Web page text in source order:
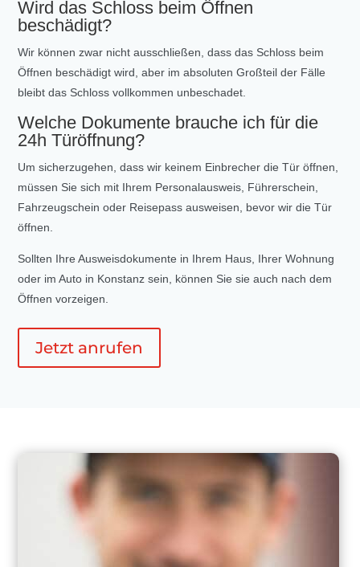
Wird das Schloss beim Öffnen
beschädigt?
Wir können zwar nicht ausschließen, dass das Schloss beim
Öffnen beschädigt wird, aber im absoluten Großteil der Fälle
bleibt das Schloss vollkommen unbeschadet.
Welche Dokumente brauche ich für die
24h Türöffnung?
Um sicherzugehen, dass wir keinem Einbrecher die Tür öffnen,
müssen Sie sich mit Ihrem Personalausweis, Führerschein,
Fahrzeugschein oder Reisepass ausweisen, bevor wir die Tür
öffnen.
Sollten Ihre Ausweisdokumente in Ihrem Haus, Ihrer Wohnung
oder im Auto in Konstanz sein, können Sie sie auch nach dem
Öffnen vorzeigen.
Jetzt anrufen